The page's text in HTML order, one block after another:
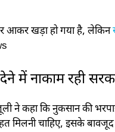
आकर खड़ा हो गया है, लेकिन
में नाकाम रही
कहा कि नुकसान की
मिलनी चाहिए, इसके